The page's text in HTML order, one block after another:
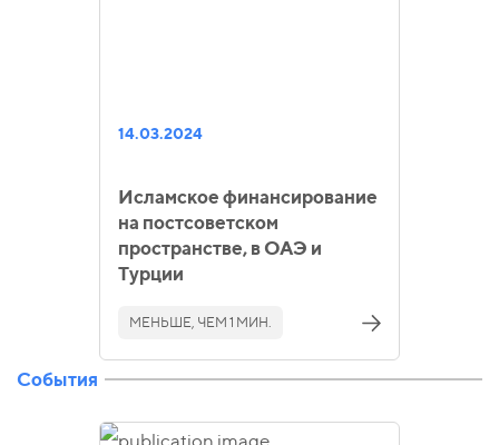
14.03.2024
Исламское финансирование
на постсоветском
пространстве, в ОАЭ и
Турции
МЕНЬШЕ, ЧЕМ 1 МИН.
События